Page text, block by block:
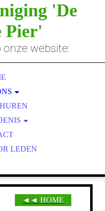
'De
Pier'
website:
MEREVELD
NAAR...
UUR
LEDEN
◄◄ HOME